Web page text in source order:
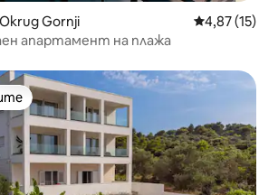
Gornji Средна
4,87 (15)
апартамент на плажа